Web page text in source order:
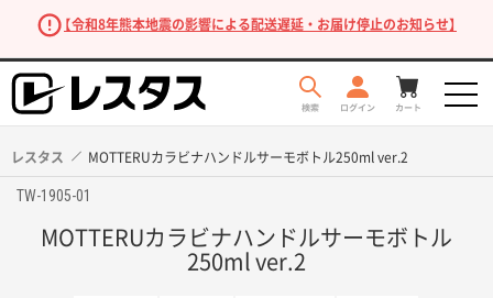
【令和8年熊本地震の影響による配送遅延・お届け停止のお知らせ】
レスタス MOTTERUカラビナハンドルサーモボトル250ml ver.2
TW-1905-01
MOTTERUカラビナハンドルサーモボトル
250ml ver.2